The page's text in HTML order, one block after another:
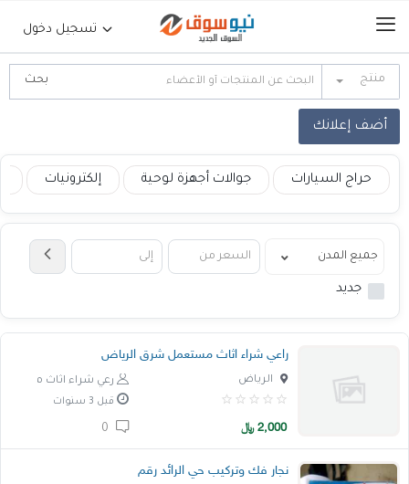
تسجيل دخول
الرئيسية
حراج السيارات
جوالات أجهزة لوحية
إلكترونيات
عقارات
أثاث وديكورات
منتج
أضف إعلانك
حراج السيارات جوالات أجهزة لوحية إلكترونيات
جديد
راعي شراء اثاث مستعمل شرق الرياض
رعي شراء اثاث الرياض
قبل 3 سنوات
2,000 ﷼
نجار فك وتركيب حي الرائد رقم